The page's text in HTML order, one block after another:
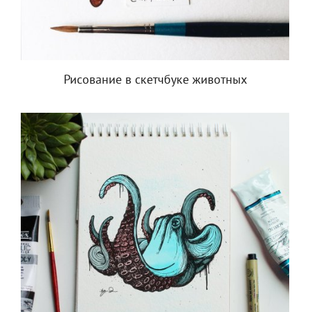
Рисование в скетчбуке животных